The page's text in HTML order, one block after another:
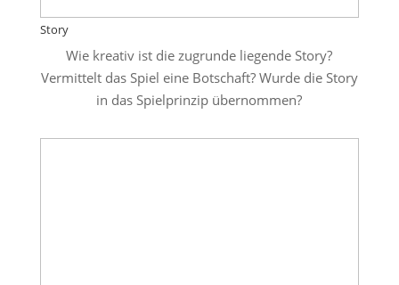
Story
Wie kreativ ist die zugrunde liegende Story?
Vermittelt das Spiel eine Botschaft? Wurde die Story
in das Spielprinzip übernommen?